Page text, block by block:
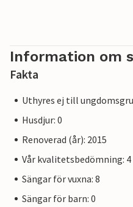
Information om
Fakta
Uthyres ej till
Husdjur: 0
Renoverad (år): 2015
Vår kvalitetsbedömning: 4
Sängar för vuxna: 8
Sängar för barn: 0